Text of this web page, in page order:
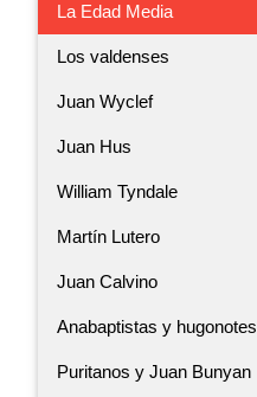
La Edad Media
Los valdenses
Juan Wyclef
Juan Hus
William Tyndale
Martín Lutero
Juan Calvino
Anabaptistas y hugonotes
Puritanos y Juan Bunyan